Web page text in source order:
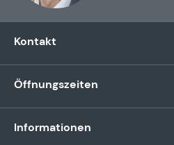
Kontakt
Öffnungszeiten
Informationen